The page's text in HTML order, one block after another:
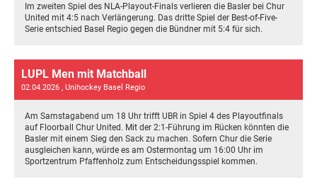
Im zweiten Spiel des NLA-Playout-Finals verlieren die Basler bei Chur
United mit 4:5 nach Verlängerung. Das dritte Spiel der Best-of-Five-
Serie entschied Basel Regio gegen die Bündner mit 5:4 für sich.
LUPL Men mit Matchball
02.04.2026 , Unihockey Basel Regio
Am Samstagabend um 18 Uhr trifft UBR in Spiel 4 des Playoutfinals
auf Floorball Chur United. Mit der 2:1-Führung im Rücken könnten die
Basler mit einem Sieg den Sack zu machen. Sofern Chur die Serie
ausgleichen kann, würde es am Ostermontag um 16:00 Uhr im
Sportzentrum Pfaffenholz zum Entscheidungsspiel kommen.